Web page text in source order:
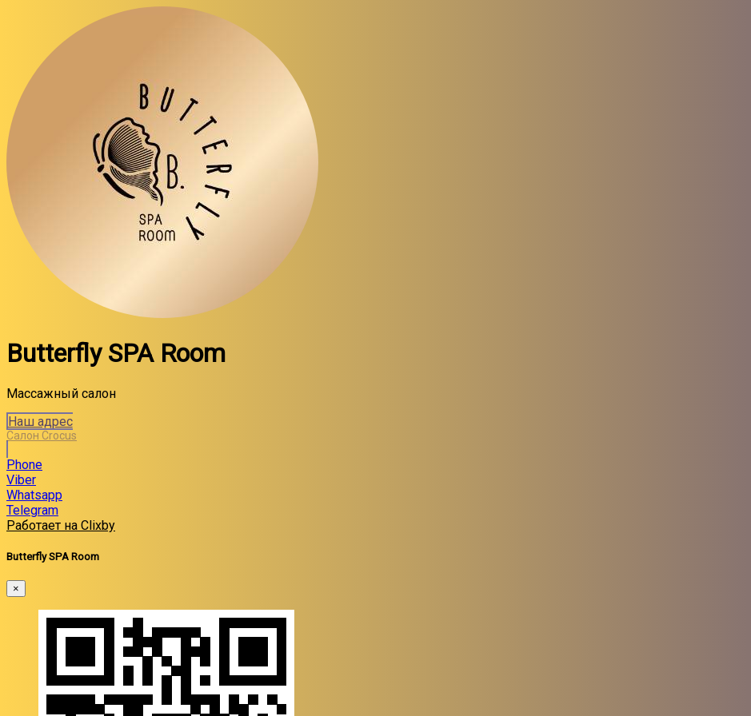
Butterfly SPA Room
Массажный салон
Наш адрес
Салон Crocus
Phone
Viber
Whatsapp
Telegram
Работает на Clixby
Butterfly SPA Room
×